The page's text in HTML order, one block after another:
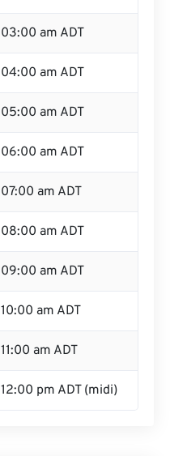
03:00 am ADT
04:00 am ADT
05:00 am ADT
06:00 am ADT
07:00 am ADT
08:00 am ADT
09:00 am ADT
10:00 am ADT
11:00 am ADT
12:00 pm ADT (midi)